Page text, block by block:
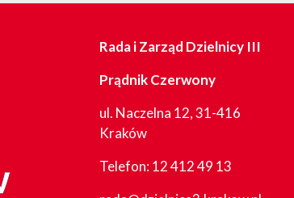
Rada i Zarząd Dzielnicy III
Prądnik Czerwony
ul. Naczelna 12, 31-416
Kraków
Telefon:12 412 49 13